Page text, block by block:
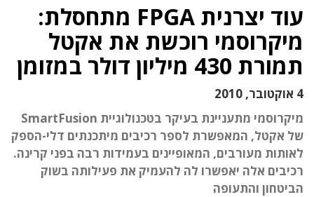
עוד יצרנית FPGA מתחסלת:
מיקרוסמי רוכשת את אקטל
תמורת 430 מיליון דולר במזומן
4 אוקטובר, 2010
מיקרוסמי מתעניינת בעיקר בטכנולוגיית SmartFusion
של אקטל, המאפשרת לספר רכיבים מיתכנתים דלי-הספק
לאותות מעורבים, המאופיינים בעמידות רבה בפני קרינה.
רכיבים אלה יאפשרו לה להעמיק את פעילותה בשוק
הביטחון והתעופה